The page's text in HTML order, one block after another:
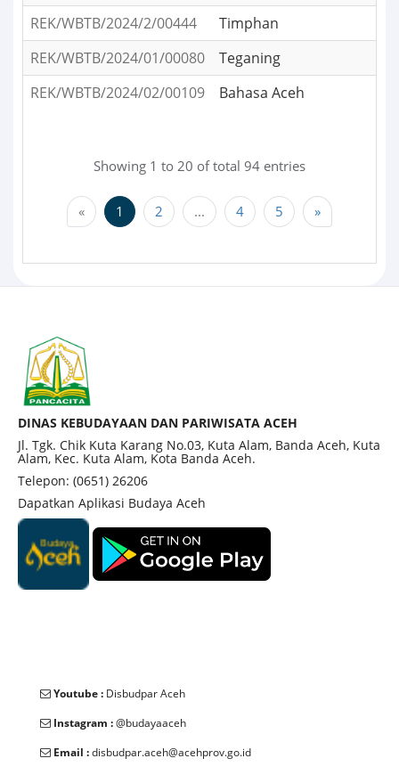
REK/WBTB/2024/2/00444
Timphan
REK/WBTB/2024/01/00080
Teganing
REK/WBTB/2024/02/00109
Bahasa Aceh
Showing 1 to 20 of total 94 entries
« 1 2 ... 4 5 »
DINAS KEBUDAYAAN DAN PARIWISATA ACEH
Jl. Tgk. Chik Kuta Karang No.03, Kuta Alam, Banda Aceh, Kuta
Alam, Kec. Kuta Alam, Kota Banda Aceh.
Telepon: (0651) 26206
Dapatkan Aplikasi Budaya Aceh
Youtube : Disbudpar Aceh
Instagram :@budayaaceh
Email :disbudpar.aceh@acehprov.go.id